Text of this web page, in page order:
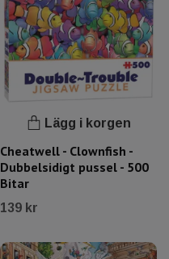
Lägg i korgen
Cheatwell - Clownfish -
Dubbelsidigt pussel - 500
Bitar
139 kr